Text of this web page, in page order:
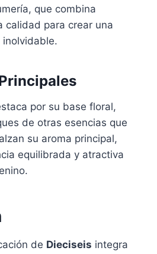
que combina
calidad para crear una
inolvidable.
por su base floral,
de otras esencias que
su aroma principal,
equilibrada y atractiva
de Dieciseis integra